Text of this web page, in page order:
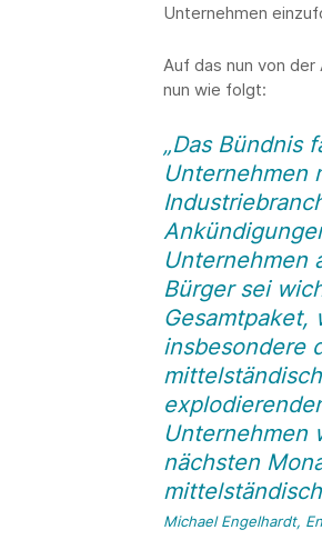
Unternehmen
Auf das nun von
nun wie folgt:
„Das Bündnis
Unternehmen
Unternehmen
Bürger sei
Gesamtpaket,
insbesondere
Unternehmen
nächsten
Michael Engelhardt,